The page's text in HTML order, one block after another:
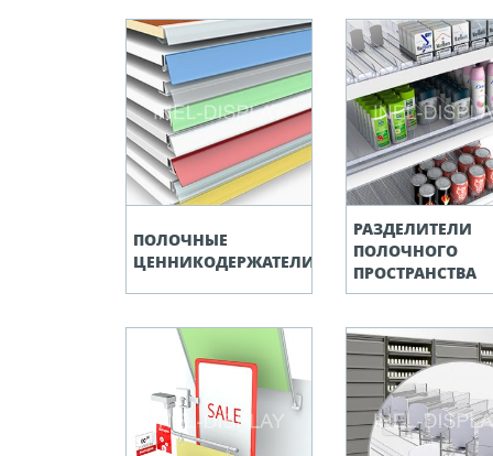
покупателей
конструкции из алюминиевого
ПОЛОЧНЫЕ
ЦЕННИКОДЕРЖАТЕЛИ
РАЗДЕЛИТЕЛИ
ПОЛОЧНОГО
ПРОСТРАНСТВА